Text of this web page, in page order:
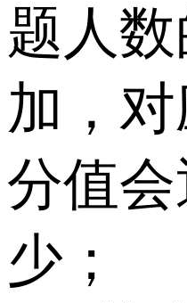
题人
加，对
分值
少；